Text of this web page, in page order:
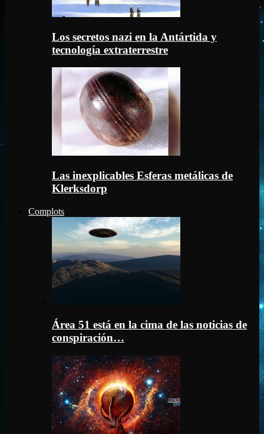
Los secretos nazi en la Antártida y
tecnología extraterrestre
Las inexplicables Esferas metálicas de
Klerksdorp
Complots
Área 51 está en la cima de las noticias de
conspiración…